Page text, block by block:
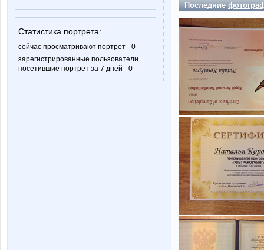
Статистика портрета:
сейчас просматривают портрет - 0
зарегистрированные пользователи
посетившие портрет за 7 дней - 0
Последние